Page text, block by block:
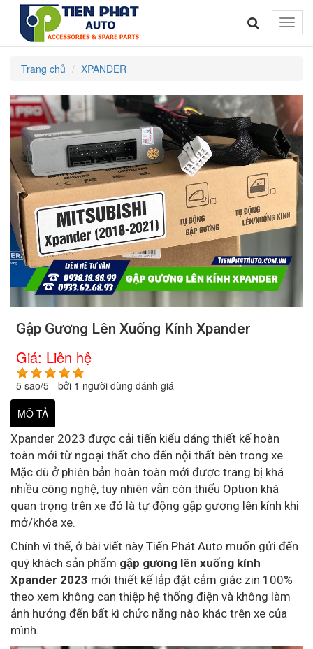
Toggle
Trang chủ XPANDER
Gập Gương Lên Xuống Kính Xpander
Giá: Liên hệ
5 sao/5 - bởi 1 người dùng đánh giá
MÔ TẢ
Xpander 2023 được cải tiến kiểu dáng thiết kế hoàn
toàn mới từ ngoại thất cho đến nội thất bên trong xe.
Mặc dù ở phiên bản hoàn toàn mới được trang bị khá
nhiều công nghệ, tuy nhiên vẫn còn thiếu Option khá
quan trọng trên xe đó là tự động gập gương lên kính khi
mở/khóa xe.
Chính vì thế, ở bài viết này Tiến Phát Auto muốn gửi đến
quý khách sản phẩm gập gương lên xuống kính
Xpander 2023 mới thiết kế lắp đặt cắm giắc zin 100%
theo xem không can thiệp hệ thống điện và không làm
ảnh hưởng đến bất kì chức năng nào khác trên xe của
mình.